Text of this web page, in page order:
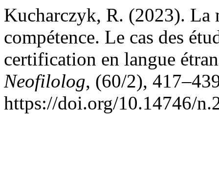
Kucharczyk, R. (2023). La
compétence. Le cas des
certification en langue
Neofilolog, (60/2),
https://doi.org/10.14746/